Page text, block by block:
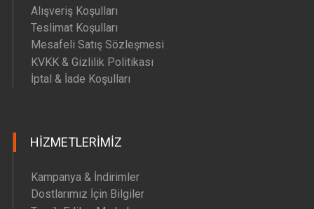
Alışveriş Koşulları
Teslimat Koşulları
Mesafeli Satış Sözleşmesi
KVKK & Gizlilik Politikası
İptal & İade Koşulları
HIZMETLERIMIZ
Kampanya & İndirimler
Dostlarımız İçin Bilgiler